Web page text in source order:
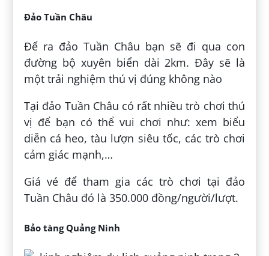
Đảo Tuần Châu
Để ra đảo Tuần Châu bạn sẽ đi qua con
đường bộ xuyên biển dài 2km. Đây sẽ là
một trải nghiệm thú vị đúng không nào
Tại đảo Tuần Châu có rất nhiều trò chơi thú
vị để bạn có thể vui chơi như: xem biểu
diễn cá heo, tàu lượn siêu tốc, các trò chơi
cảm giác mạnh,…
Giá vé để tham gia các trò chơi tại đảo
Tuần Châu đó là 350.000 đồng/người/lượt.
Bảo tàng Quảng Ninh